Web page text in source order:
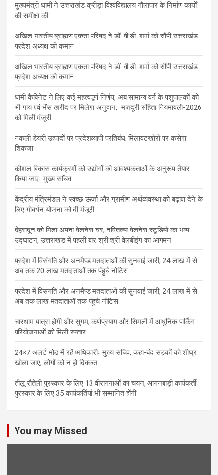
मुख्यमंत्री धामी ने उत्तराखंड क्रीड़ा विश्वविद्यालय गौलापार के निर्माण कार्यों
की समीक्षा की
अखिल भारतीय ब्राह्मण एकता परिषद ने डॉ. वी.डी. शर्मा को सौंपी उत्तराखंड
प्रदेश अध्यक्ष की कमान
अखिल भारतीय ब्राह्मण एकता परिषद ने डॉ. वी.डी. शर्मा को सौंपी उत्तराखंड
प्रदेश अध्यक्ष की कमान
धामी कैबिनेट ने लिए कई महत्वपूर्ण निर्णय, अब सामान्य वर्ग के पशुपालकों को
भी गाय एवं भैंस खरीद पर मिलेगा अनुदान, मजदूरी संहिता नियमावली-2026
को मिली मंजूरी
नकली डेयरी उत्पादों पर प्रदेशव्यापी प्रतिबंध, मिलावटखोरों पर कसेगा
शिकंजा
कौशल विकास कार्यक्रमों को उद्योगों की आवश्यकताओं के अनुरूप तैयार
किया जाएः मुख्य सचिव
केंद्रीय मंत्रिमंडल ने स्वच्छ ऊर्जा और ग्रामीण अर्थव्यवस्था को बढ़ावा देने के
लिए गोबर्धन योजना को दी मंजूरी
देहरादून को मिला अपना वेलनेस घर, नवितल्या वेलनेस स्टूडियो का भव्य
उद्घाटन, उत्तराखंड में पहली बार श्री श्री वेलबीइंग का आगमन
प्रदेश में विसंगति और अनमैप्ड मतदाताओं की सुनवाई जारी, 24 लाख में से
अब तक 20 लाख मतदाताओं तक पंहुचे नोटिस
प्रदेश में विसंगति और अनमैप्ड मतदाताओं की सुनवाई जारी, 24 लाख में से
अब तक लाख मतदाताओं तक पंहुचे नोटिस
चारधाम यात्रा होगी और सुगम, कर्णप्रयाग और सिमली में आधुनिक पार्किंग
परियोजनाओं को मिली रफ्तार
24×7 अलर्ट मोड में रहें अधिकारीः मुख्य सचिव, कहा-बंद सड़कों को शीघ्र
खोला जाए, लोगों को न हो दिक्कत
तीलू रौतेली पुरस्कार के लिए 13 वीरांगनाओं का चयन, आंगनबाड़ी कार्यकर्ती
पुरस्कार के लिए 35 कार्यकर्तियां भी सम्मानित होंगी
You may Missed